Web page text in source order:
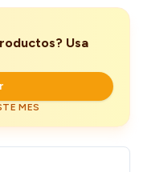
Usa
MES